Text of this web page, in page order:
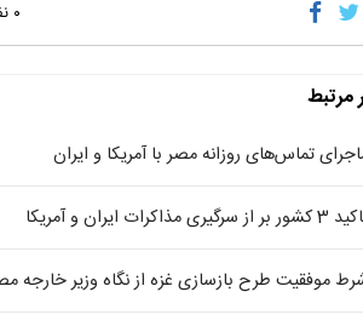
۰
مرتبط
تماس‌های روزانه مصر با آمریکا و ایران
سرگیری مذاکرات ایران و آمریکا
موفقیت طرح بازسازی غزه از نگاه وزیر خارجه